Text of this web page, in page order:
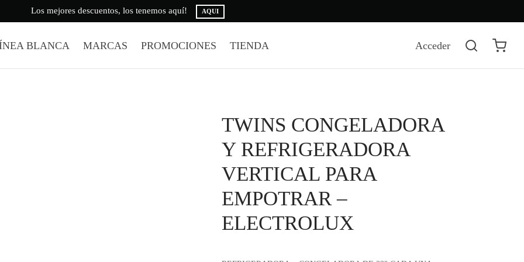
Los mejores descuentos, los tenemos aquí! AQUI
BLANCA MARCAS PROMOCIONES TIENDA Acceder
TWINS CONGELADORA
Y REFRIGERADORA
VERTICAL PARA
EMPOTRAR –
ELECTROLUX